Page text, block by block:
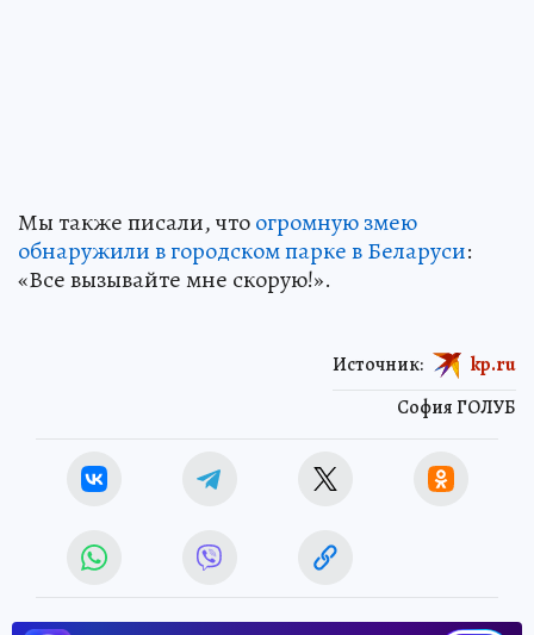
Мы также писали, чтоогромную змею
обнаружили в городском парке в Беларуси:
«Все вызывайте мне скорую!».
София ГОЛУБ
Источник: kp.ru